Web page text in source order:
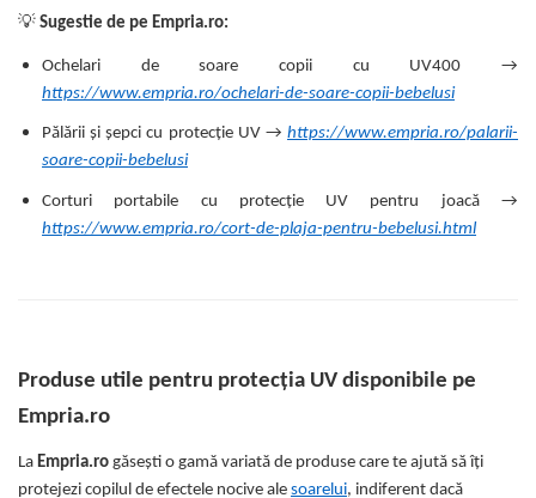
💡 Sugestie de pe Empria.ro:
Ochelari de soare copii cu UV400 →
https://www.empria.ro/ochelari-de-soare-copii-bebelusi
Pălării și șepci cu protecție UV → https://www.empria.ro/palarii-
soare-copii-bebelusi
Corturi portabile cu protecție UV pentru joacă →
https://www.empria.ro/cort-de-plaja-pentru-bebelusi.html
Produse utile pentru protecția UV disponibile pe
Empria.ro
La Empria.ro găsești o gamă variată de produse care te ajută să îți
protejezi copilul de efectele nocive ale soarelui, indiferent dacă